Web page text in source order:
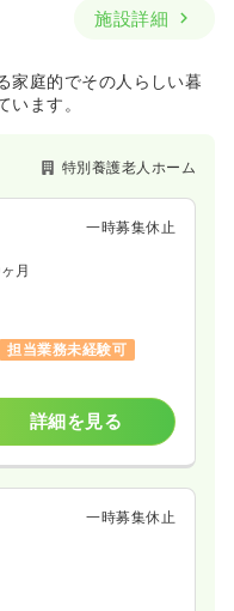
施設詳細
家庭的でその人らしい暮
ます。
特別養護老人ホーム
一時募集休止
月
担当業務未経験可
詳細を見る
一時募集休止